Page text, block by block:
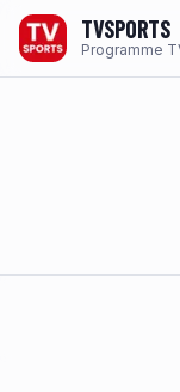
TVSPORTS
Programme